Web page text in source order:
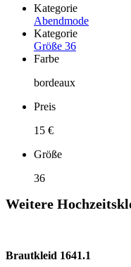
Kategorie
Abendmode
Kategorie
Größe 36
Farbe
bordeaux
Preis
15 €
Größe
36
Weitere
Brautkleid 1641.1